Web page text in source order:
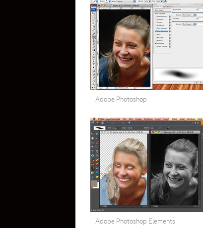
Adobe Photoshop
Adobe Photoshop Elements